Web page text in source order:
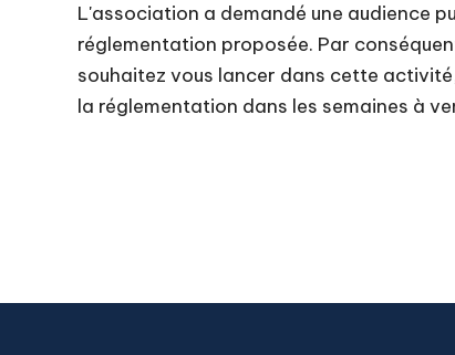
L'association a demandé une audience
réglementation proposée. Par
souhaitez vous lancer dans cette
la réglementation dans les semaines à